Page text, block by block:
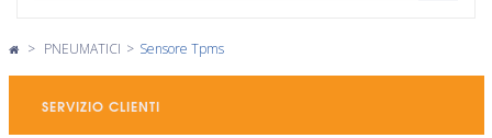
> PNEUMATICI > Sensore Tpms
SERVIZIO CLIENTI